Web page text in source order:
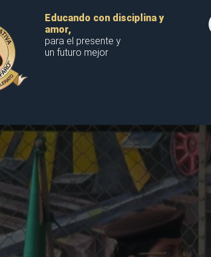
Educando con disciplina y
amor,
para el presente y
un futuro mejor